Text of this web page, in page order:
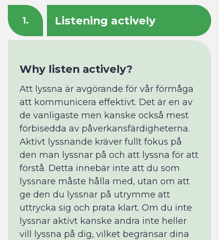
1. Listening actively
Why listen actively?
Att lyssna är avgörande för vår förmåga
att kommunicera effektivt. Det är en av
de vanligaste men kanske också mest
förbisedda av påverkansfärdigheterna.
Aktivt lyssnande kräver fullt fokus på
den man lyssnar på och att lyssna för att
förstå. Detta innebär inte att du som
lyssnare måste hålla med, utan om att
ge den du lyssnar på utrymme att
uttrycka sig och prata klart. Om du inte
lyssnar aktivt kanske andra inte heller
vill lyssna på dig, vilket begränsar dina